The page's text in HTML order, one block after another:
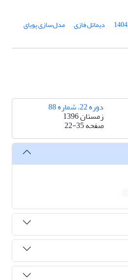
دیماتل فازی مدل‌سازی پویای
دوره 22، شماره 88
زمستان 1396
صفحه22-35